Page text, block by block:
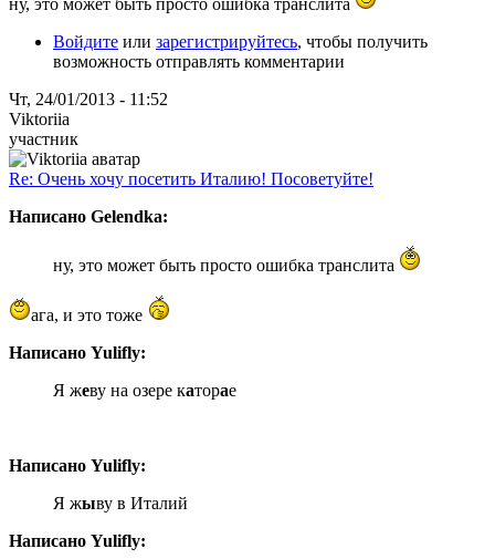
Войдите или зарегистрируйтесь, чтобы получить
возможность отправлять комментарии
Чт, 24/01/2013 - 11:52
Viktoriia
участник
Re: Очень хочу посетить Италию! Посоветуйте!
Написано Gelendka:
ну, это может быть просто ошибка транслита
ага, и это тоже
Написано Yulifly:
Я жеву на озере каторае
Написано Yulifly:
Я жыву в Италий
Написано Yulifly: